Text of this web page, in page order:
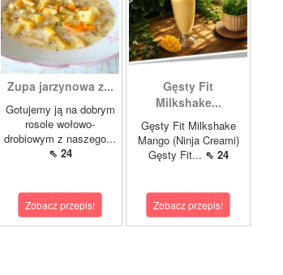
Zupa jarzynowa z...
Gotujemy ją na dobrym
rosole wołowo-
drobiowym z naszego...
⇖ 24
Zobacz przepis!
Gęsty Fit
Milkshake...
Gęsty Fit Milkshake
Mango (Ninja Creami)
Gęsty Fit... ⇖ 24
Zobacz przepis!